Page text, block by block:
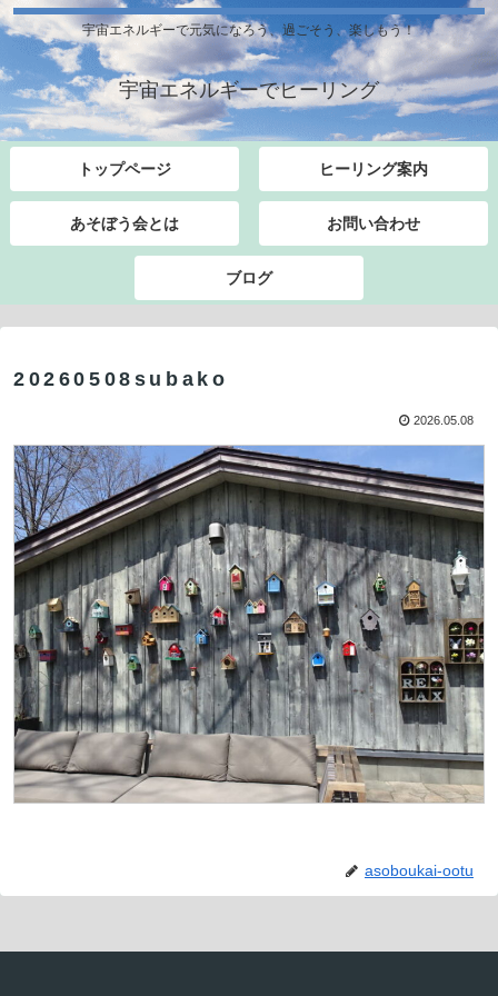
宇宙エネルギーで元気になろう、過ごそう、楽しもう！
宇宙エネルギーでヒーリング
トップページ ヒーリング案内
あそぼう会とは お問い合わせ
ブログ
20260508subako
2026.05.08
asoboukai-ootu